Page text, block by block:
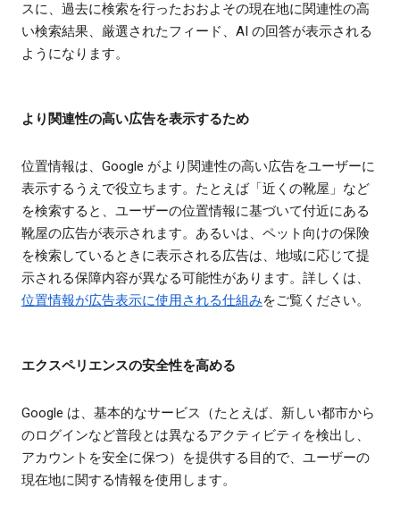
スに、過去に検索を行ったおおよその現在地に関連性の高
い検索結果、厳選されたフィード、AI の回答が表示される
ようになります。
より関連性の高い広告を表示するため
位置情報は、Google がより関連性の高い広告をユーザーに
表示するうえで役立ちます。たとえば「近くの靴屋」など
を検索すると、ユーザーの位置情報に基づいて付近にある
靴屋の広告が表示されます。あるいは、ペット向けの保険
を検索しているときに表示される広告は、地域に応じて提
示される保障内容が異なる可能性があります。詳しくは、
位置情報が広告表示に使用される仕組みをご覧ください。
エクスペリエンスの安全性を高める
Google は、基本的なサービス（たとえば、新しい都市から
のログインなど普段とは異なるアクティビティを検出し、
アカウントを安全に保つ）を提供する目的で、ユーザーの
現在地に関する情報を使用します。